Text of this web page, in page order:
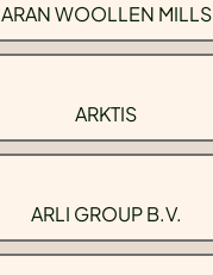
ARAN WOOLLEN MILLS
ARKTIS
ARLI GROUP B.V.